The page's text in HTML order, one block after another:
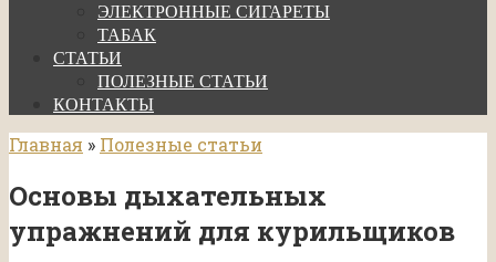
ЭЛЕКТРОННЫЕ СИГАРЕТЫ
ТАБАК
СТАТЬИ
ПОЛЕЗНЫЕ СТАТЬИ
КОНТАКТЫ
Главная » Полезные статьи
Основы дыхательных
упражнений для курильщиков